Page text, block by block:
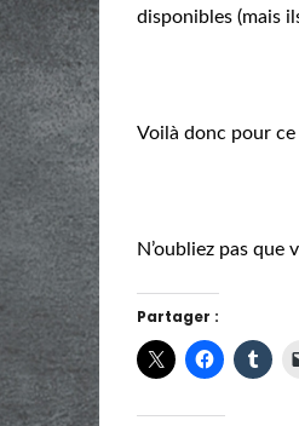
disponibles (mais
Voilà donc pour
N’oubliez pas que
Partager :